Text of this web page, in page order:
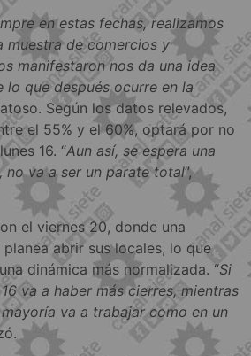
en estas fechas, realizamos
muestra de comercios y
manifestaron nos da una idea
lo que después ocurre en la
Según los datos relevados,
el 55% y el 60%, optará por no
16. “Aun así, se espera una
no va a ser un parate total”,
el viernes 20, donde una
planea abrir sus locales, lo que
dinámica más normalizada. “Si
va a haber más cierres, mientras
va a trabajar como en un